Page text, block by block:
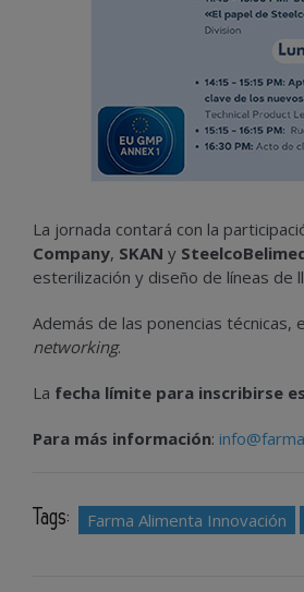
La jornada contará con la
Company, SKAN y
esterilización y diseño de líneas de
Además de las ponencias técnicas,
networking.
La fecha límite para inscribirse
Para más información:
Tags: Farma Alimenta Innovación